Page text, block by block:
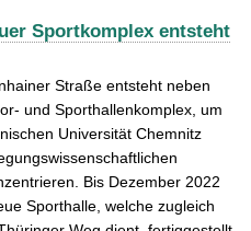
Sportkomplex entsteht
Straße entsteht neben
und Sporthallenkomplex, um
Universität Chemnitz
Bis Dezember 2022
Sporthalle, welche zugleich